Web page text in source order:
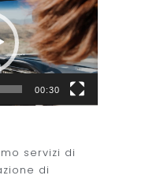
00:30
servizi di
di